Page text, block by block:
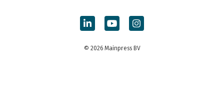
© 2026 Mainpress BV